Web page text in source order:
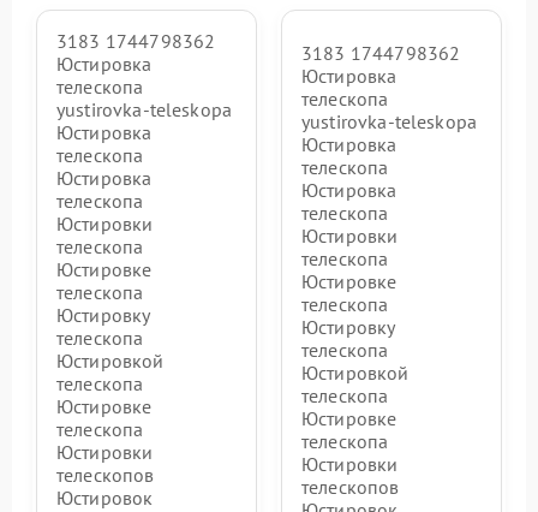
3183 1744798362
Юстировка
телескопа
yustirovka-teleskopa
Юстировка
телескопа
Юстировка
телескопа
Юстировки
телескопа
Юстировке
телескопа
Юстировку
телескопа
Юстировкой
телескопа
Юстировке
телескопа
Юстировки
телескопов
Юстировок
3183 1744798362
Юстировка
телескопа
yustirovka-teleskopa
Юстировка
телескопа
Юстировка
телескопа
Юстировки
телескопа
Юстировке
телескопа
Юстировку
телескопа
Юстировкой
телескопа
Юстировке
телескопа
Юстировки
телескопов